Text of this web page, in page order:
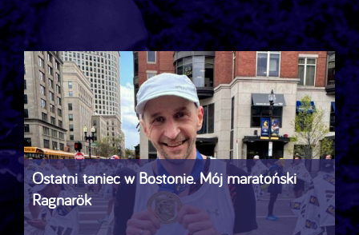
Ostatni taniec w Bostonie. Mój maratoński
Ragnarök